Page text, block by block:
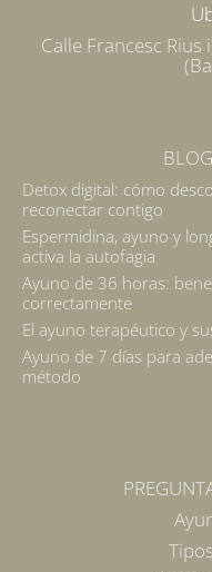
Calle Francesc
Detox digital: cómo
reconectar contigo
Espermidina, ayuno y
activa la autofagia
Ayuno de 36 horas:
correctamente
El ayuno terapéutico y
Ayuno de 7 días para
método